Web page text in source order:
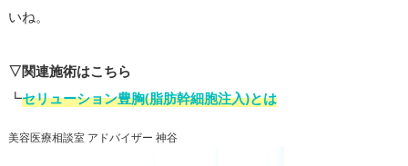
いね。
▽関連施術はこちら
┗セリューション豊胸(脂肪幹細胞注入)とは
美容医療相談室 アドバイザー 神谷